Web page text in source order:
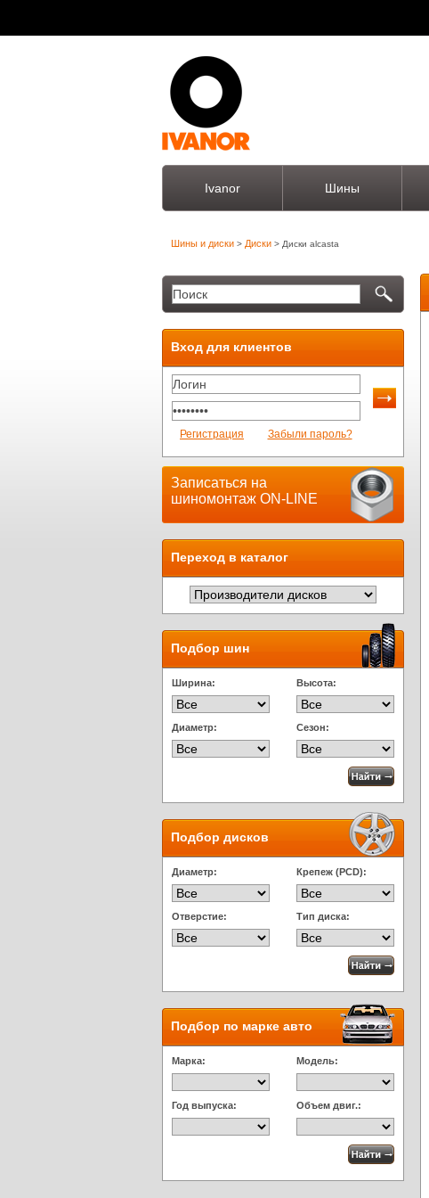
Ivanor Шины
Шины и диски > Диски > Диски alcasta
Вход для клиентов
Регистрация Забыли пароль?
Записаться на
шиномонтаж ON-LINE
Переход в каталог
Подбор шин
Ширина: Высота:
Диаметр: Сезон:
Подбор дисков
Диаметр: Крепеж (PCD):
Отверстие: Тип диска:
Подбор по марке авто
Марка: Модель:
Год выпуска: Объем двиг.: